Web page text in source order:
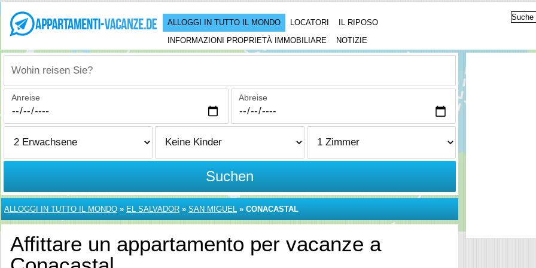
ALLOGGI IN TUTTO IL MONDO LOCATORI
IL RIPOSO
INFORMAZIONI PROPRIETÀ IMMOBILIARE
NOTIZIE
Wohin reisen Sie?
Anreise Abreise
Suchen
ALLOGGI IN TUTTO IL MONDO » EL SALVADOR » SAN MIGUEL » CONACASTAL
Affittare un appartamento per vacanze a